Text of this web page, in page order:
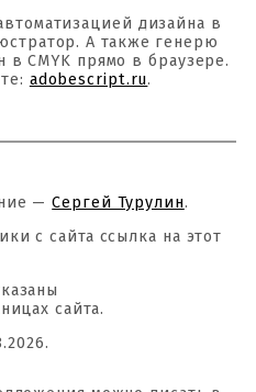
дизайна в
А также генерю
CMYK прямо в браузере.
adobescript.ru.
—Сергей Турулин.
с сайта ссылка на этот
сайта.